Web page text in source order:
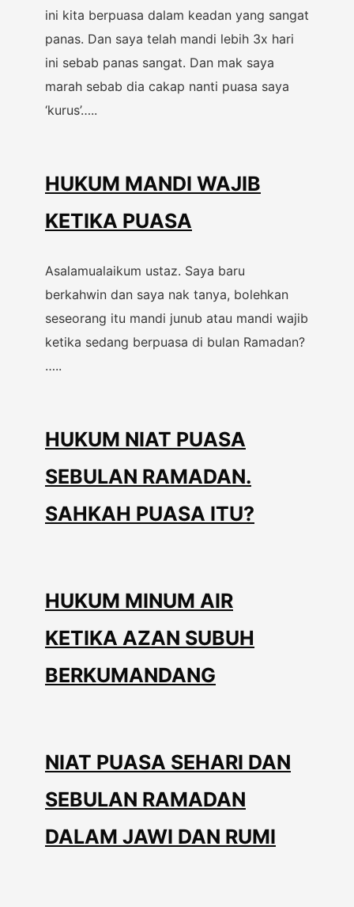
ini kita berpuasa dalam keadan yang sangat
panas. Dan saya telah mandi lebih 3x hari
ini sebab panas sangat. Dan mak saya
marah sebab dia cakap nanti puasa saya
‘kurus’…..
HUKUM MANDI WAJIB
KETIKA PUASA
Asalamualaikum ustaz. Saya baru
berkahwin dan saya nak tanya, bolehkan
seseorang itu mandi junub atau mandi wajib
ketika sedang berpuasa di bulan Ramadan?
…..
HUKUM NIAT PUASA
SEBULAN RAMADAN.
SAHKAH PUASA ITU?
HUKUM MINUM AIR
KETIKA AZAN SUBUH
BERKUMANDANG
NIAT PUASA SEHARI DAN
SEBULAN RAMADAN
DALAM JAWI DAN RUMI